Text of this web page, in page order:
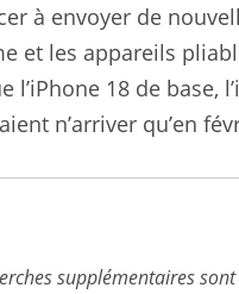
à envoyer de
et les appareils
18 de base,
n’arriver qu’en
supplémentaires